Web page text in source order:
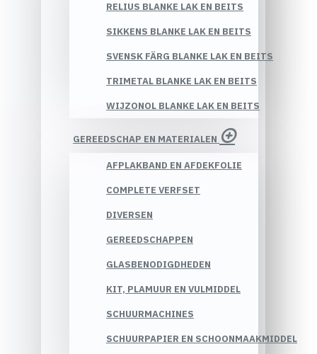
RELIUS BLANKE LAK EN BEITS
SIKKENS BLANKE LAK EN BEITS
SVENSK FÄRG BLANKE LAK EN BEITS
TRIMETAL BLANKE LAK EN BEITS
WIJZONOL BLANKE LAK EN BEITS
GEREEDSCHAP EN MATERIALEN
AFPLAKBAND EN AFDEKFOLIE
COMPLETE VERFSET
DIVERSEN
GEREEDSCHAPPEN
GLASBENODIGDHEDEN
KIT, PLAMUUR EN VULMIDDEL
SCHUURMACHINES
SCHUURPAPIER EN SCHOONMAAKMIDDEL